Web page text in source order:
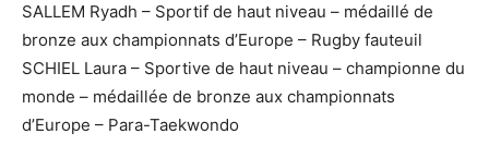
SALLEM Ryadh – Sportif de haut niveau – médaillé de
bronze aux championnats d’Europe – Rugby fauteuil
SCHIEL Laura – Sportive de haut niveau – championne du
monde – médaillée de bronze aux championnats
d’Europe – Para-Taekwondo